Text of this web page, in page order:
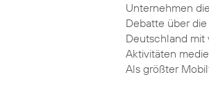
Unternehmen
Debatte über
Deutschland mit
Aktivitäten
Als größter